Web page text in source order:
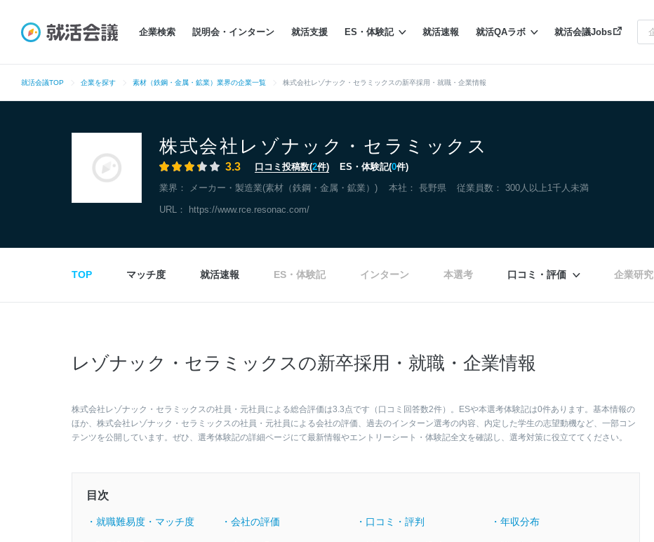
企業検索 説明会・インターン 就活支援 ES・体験記 就活速報 就活QAラボ 就活会議Jobs
就活会議TOP 企業を探す 素材（鉄鋼・金属・鉱業）業界の企業一覧 株式会社レゾナック・セラミックスの新卒採用・就職・企業情報
株式会社レゾナック・セラミックス
3.3 口コミ投稿数(2件) ES・体験記(0件)
業界： メーカー・製造業(素材（鉄鋼・金属・鉱業）) 本社： 長野県 従業員数： 300人以上1千人未満
URL： https://www.rce.resonac.com/
TOP マッチ度 就活速報 ES・体験記 インターン 本選考 口コミ・評価 企業研究
レゾナック・セラミックスの新卒採用・就職・企業情報
株式会社レゾナック・セラミックスの社員・元社員による総合評価は3.3点です（口コミ回答数2件）。ESや本選考体験記は0件あります。基本情報の
ほか、株式会社レゾナック・セラミックスの社員・元社員による会社の評価、過去のインターン選考の内容、内定した学生の志望動機など、一部コン
テンツを公開しています。ぜひ、選考体験記の詳細ページにて最新情報やエントリーシート・体験記全文を確認し、選考対策に役立ててください。
目次
・就職難易度・マッチ度 ・会社の評価 ・口コミ・評判 ・年収分布